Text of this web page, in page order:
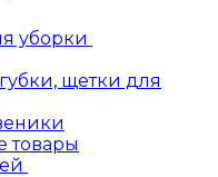
уборки
щетки для
товары